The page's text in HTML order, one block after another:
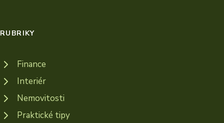
RUBRIKY
Finance
Interiér
Nemovitosti
Praktické tipy